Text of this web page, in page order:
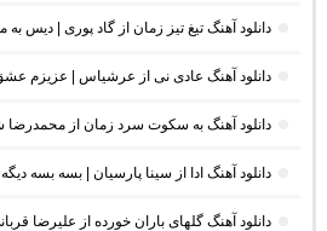
دانلود آهنگ تیغ تیز زمان از گاد پوری | دیس به
دانلود آهنگ عادی نی از عرشیاس | عزیزم عشق
دانلود آهنگ به سکوت سرد زمان از
دانلود آهنگ ادا از سینا پارسیان | بسه بسه دیگه
دانلود آهنگ گلهای باران خورده از علیرضا